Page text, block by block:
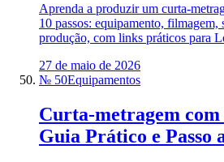
Aprenda a produzir um curta-
10 passos: equipamento, filmagem,
produção, com links práticos para
27 de maio de 2026
№ 50Equipamentos
Curta-metragem
Guia Prático e Passo